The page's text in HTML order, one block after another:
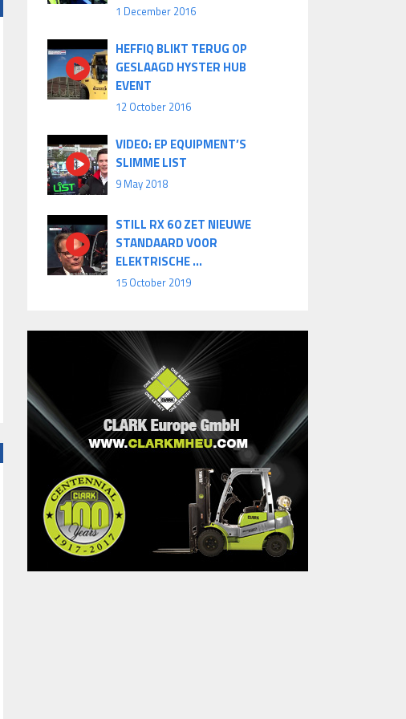
1 December 2016
HEFFIQ BLIKT TERUG OP
GESLAAGD HYSTER HUB
EVENT
12 October 2016
VIDEO: EP EQUIPMENT’S
SLIMME LIST
9 May 2018
STILL RX 60 ZET NIEUWE
STANDAARD VOOR
ELEKTRISCHE ...
15 October 2019